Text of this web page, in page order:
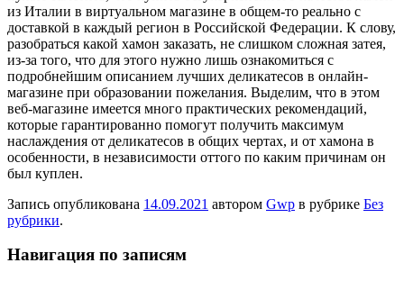
из Италии в виртуальном магазине в общем-то реально с
доставкой в каждый регион в Российской Федерации. К слову,
разобраться какой хамон заказать, не слишком сложная затея,
из-за того, что для этого нужно лишь ознакомиться с
подробнейшим описанием лучших деликатесов в онлайн-
магазине при образовании пожелания. Выделим, что в этом
веб-магазине имеется много практических рекомендаций,
которые гарантированно помогут получить максимум
наслаждения от деликатесов в общих чертах, и от хамона в
особенности, в независимости оттого по каким причинам он
был куплен.
Запись опубликована 14.09.2021 автором Gwp в рубрике Без
рубрики.
Навигация по записям